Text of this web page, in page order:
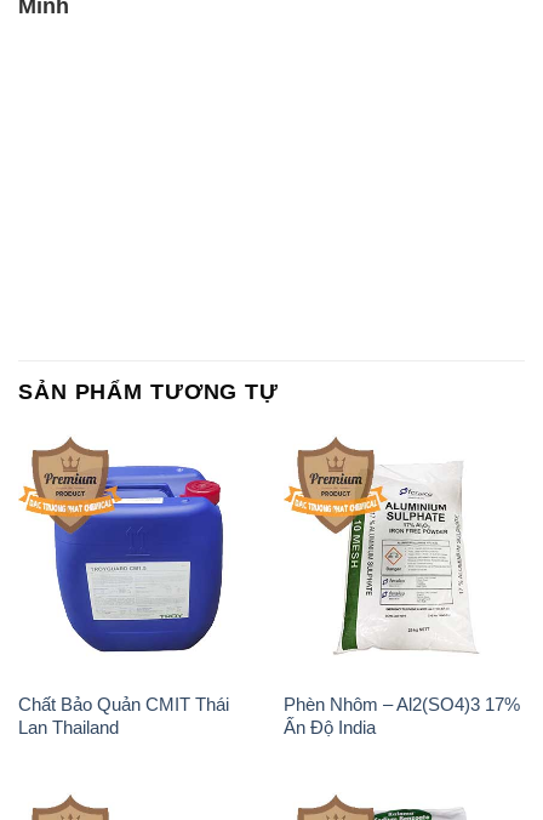
Minh
SẢN PHẨM TƯƠNG TỰ
Chất Bảo Quản CMIT Thái
Lan Thailand
Phèn Nhôm – Al2(SO4)3 17%
Ấn Độ India